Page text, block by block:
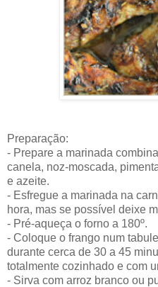
Preparação:
- Prepare a marinada
canela, noz-moscada,
e azeite.
- Esfregue a marinada na
hora, mas se possível deixe
- Pré-aqueça o forno a 180º.
- Coloque o frango num
durante cerca de 30 a 45
totalmente cozinhado e com
- Sirva com arroz branco ou